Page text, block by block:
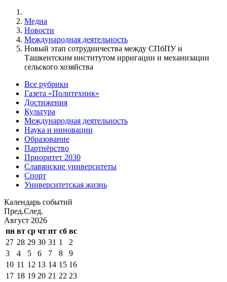
Медиа
Новости
Международная деятельность
Новый этап сотрудничества между СПбПУ и
Ташкентским институтом ирригации и механизации
сельского хозяйства
Все рубрики
Газета «Политехник»
Достижения
Культура
Международная деятельность
Наука и инновации
Образование
Партнёрство
Приоритет 2030
Славянские университеты
Спорт
Университетская жизнь
Календарь событий
Пред.След.
Август 2026
пн вт ср чт пт сб вс
27 28 29 30 31 1
2
3
4 5 6 7 8
9
10 11 12 13 14 15 16
17 18 19 20 21 22 23